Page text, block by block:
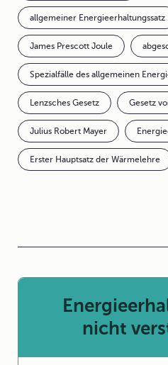
allgemeiner Energieerhaltungssatz
James Prescott Joule
Spezialfälle des allgemeinen
Lenzsches Gesetz Gesetz
Julius Robert Mayer
Erster Hauptsatz der Wärmelehre
nicht